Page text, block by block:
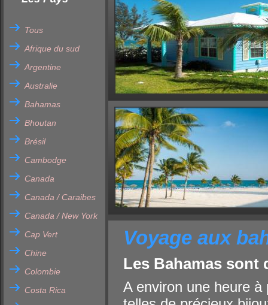
Tous
Afrique du sud
Argentine
Australie
Bahamas
Bhoutan
Brésil
Cambodge
Canada
Canada / Caraibes
Canada / New York
Cap Vert
Chine
Colombie
Costa Rica
Voyage aux
Les Bahamas sont
A environ une heure